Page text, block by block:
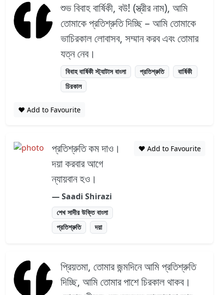
শুভ বিবাহ বার্ষিকী, বউ! (স্ত্রীর নাম), আমি
তোমাকে প্রতিশ্রুতি দিচ্ছি – আমি তোমাকে
ভাচিরকাল লোবাসব, সম্মান করব এবং তোমার
যত্ন নেব।
বিবাহ বার্ষিকী স্ট্যাটাস বাংলা প্রতিশ্রুতি
বার্ষিকী
চিরকাল
❤️ Add to Favourite
প্রতিশ্রুতি কম দাও।
দয়া করবার আগে
ন্যায়বান হও।
― Saadi Shirazi
শেখ সাদীর উক্তি বাংলা
প্রতিশ্রুতি
দয়া
❤️ Add to Favourite
প্রিয়তমা, তোমার জন্মদিনে আমি প্রতিশ্রুতি
দিচ্ছি, আমি তোমার পাশে চিরকাল থাকব।